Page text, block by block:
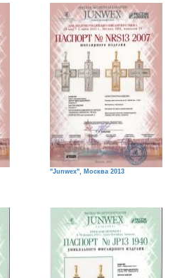
"Junwex", Москва 2013